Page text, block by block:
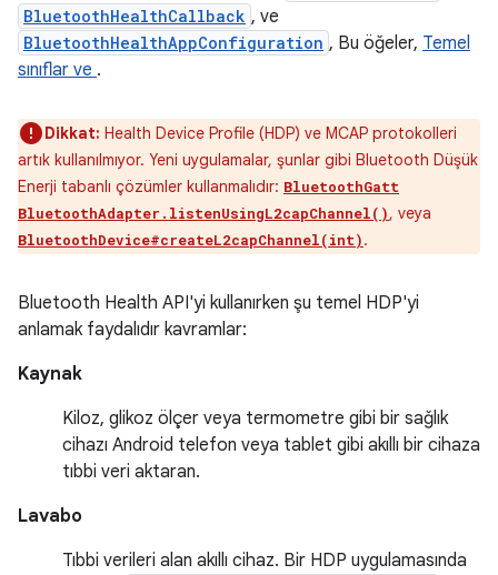
BluetoothHealthCallback , ve
BluetoothHealthAppConfiguration , Bu öğeler, Temel
sınıflar ve .
Dikkat: Health Device Profile (HDP) ve MCAP protokolleri
artık kullanılmıyor. Yeni uygulamalar, şunlar gibi Bluetooth Düşük
Enerji tabanlı çözümler kullanmalıdır: BluetoothGatt
BluetoothAdapter.listenUsingL2capChannel(), veya
BluetoothDevice#createL2capChannel(int).
Bluetooth Health API'yi kullanırken şu temel HDP'yi
anlamak faydalıdır kavramlar:
Kaynak
Kiloz, glikoz ölçer veya termometre gibi bir sağlık
cihazı Android telefon veya tablet gibi akıllı bir cihaza
tıbbi veri aktaran.
Lavabo
Tıbbi verileri alan akıllı cihaz. Bir HDP uygulamasında